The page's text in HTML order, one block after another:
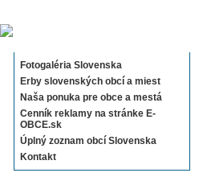
Fotogaléria Slovenska
Erby slovenských obcí a miest
Naša ponuka pre obce a mestá
Cenník reklamy na stránke E-
OBCE.sk
Úplný zoznam obcí Slovenska
Kontakt